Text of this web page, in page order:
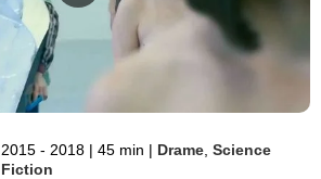
2015 - 2018 | 45 min | Drame ,Science
Fiction